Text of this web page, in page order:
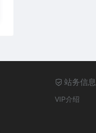
站务信息
VIP介绍